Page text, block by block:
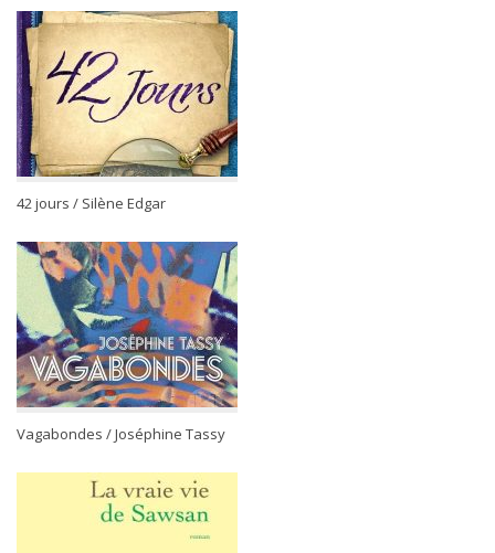
42 jours / Silène Edgar
Vagabondes / Joséphine Tassy